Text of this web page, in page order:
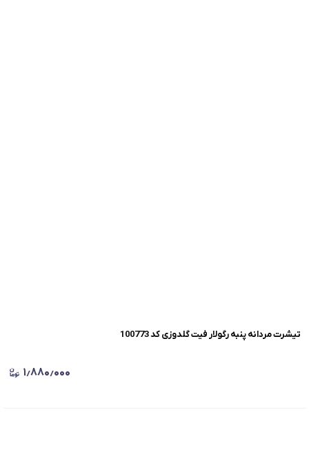
تیشرت مردانه پنبه رگولار فیت گلدوزی کد 100773
۱٫۸۸۰٫۰۰۰